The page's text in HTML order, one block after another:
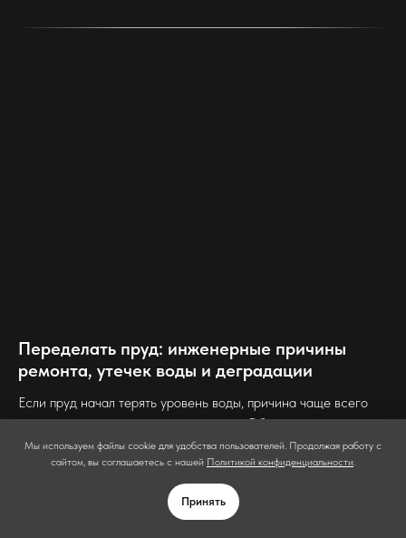
Переделать пруд: инженерные причины
ремонта, утечек воды и деградации
Если пруд начал терять уровень воды, причина чаще всего
кроется в геотехнических процессах. Объясняем, как эрозия
и фильтрация приводят к ремонту и реконструкции пруда.
Мы используем файлы cookie для удобства пользователей. Продолжая работу с
сайтом, вы соглашаетесь с нашей Политикой конфиденциальности.
Принять
ЗВОНОК